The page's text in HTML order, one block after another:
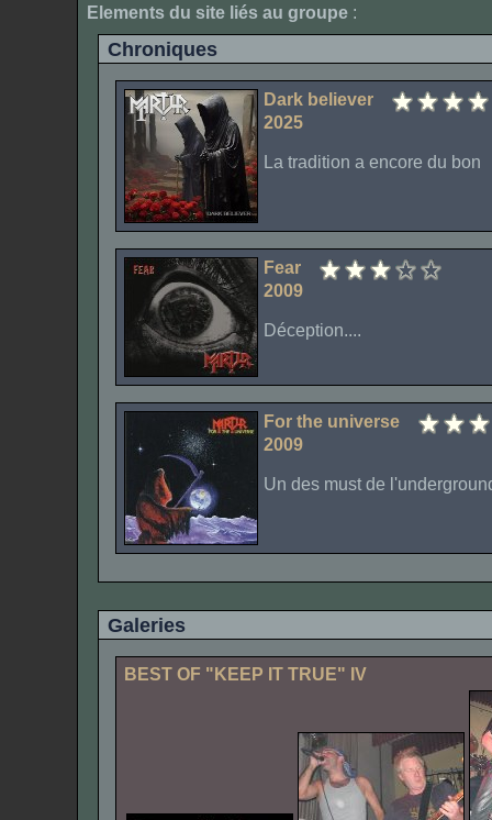
Elements du site liés au groupe :
Chroniques
Dark believer
2025
La tradition a encore du bon
Fear
2009
Déception....
For the universe
2009
Un des must de
Galeries
BEST OF "KEEP IT TRUE" IV